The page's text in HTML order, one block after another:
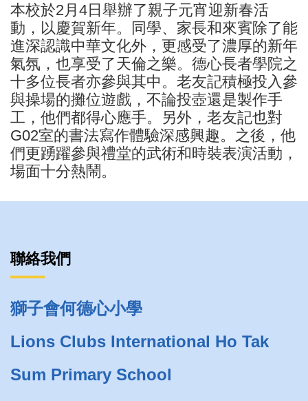
本校於2月4日舉辦了親子元宵迎新春活
動，以慶賀新年。同學、家長和來賓除了能
進深認識中華文化外，更感受了濃厚的新年
氣氛，也享受了天倫之樂。德心長者學院之
十多位長者亦參與其中。老友記積極投入參
與操場的攤位遊戲，不論投壺還是製作手
工，他們都得心應手。另外，老友記也對
G02室的書法寫作體驗深感興趣。之後，他
們更踴躍參與禮堂的武術和時裝表演活動，
場面十分熱鬧。
聯絡我們
獅子會何德心小學
Lions Clubs International Ho Tak
Sum Primary School